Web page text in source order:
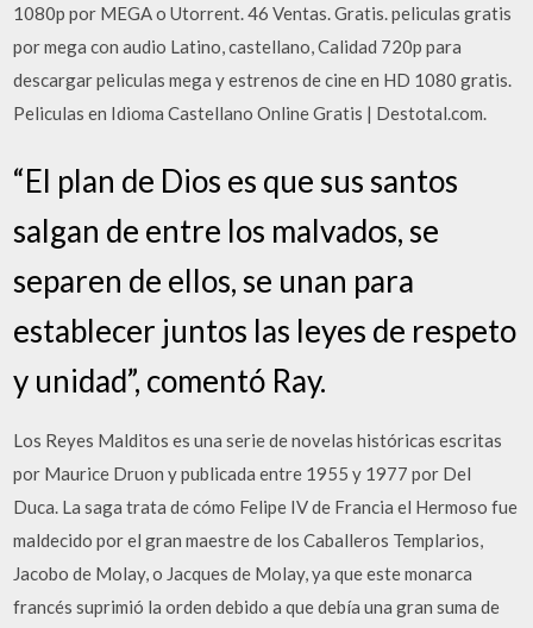
1080p por MEGA o Utorrent. 46 Ventas. Gratis. peliculas gratis
por mega con audio Latino, castellano, Calidad 720p para
descargar peliculas mega y estrenos de cine en HD 1080 gratis.
Peliculas en Idioma Castellano Online Gratis | Destotal.com.
“El plan de Dios es que sus santos
salgan de entre los malvados, se
separen de ellos, se unan para
establecer juntos las leyes de respeto
y unidad”, comentó Ray.
Los Reyes Malditos es una serie de novelas históricas escritas
por Maurice Druon y publicada entre 1955 y 1977 por Del
Duca. La saga trata de cómo Felipe IV de Francia el Hermoso fue
maldecido por el gran maestre de los Caballeros Templarios,
Jacobo de Molay, o Jacques de Molay, ya que este monarca
francés suprimió la orden debido a que debía una gran suma de